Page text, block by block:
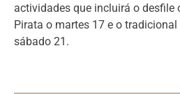
actividades que incluirá o desfile
Pirata o martes 17 e o
sábado 21.